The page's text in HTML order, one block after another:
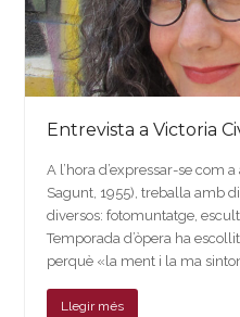
Entrevista a Victoria
A l’hora d’expressar-se com
Sagunt, 1955), treballa amb
diversos: fotomuntatge,
Temporada d’òpera ha
perquè «la ment i la ma
Llegir més